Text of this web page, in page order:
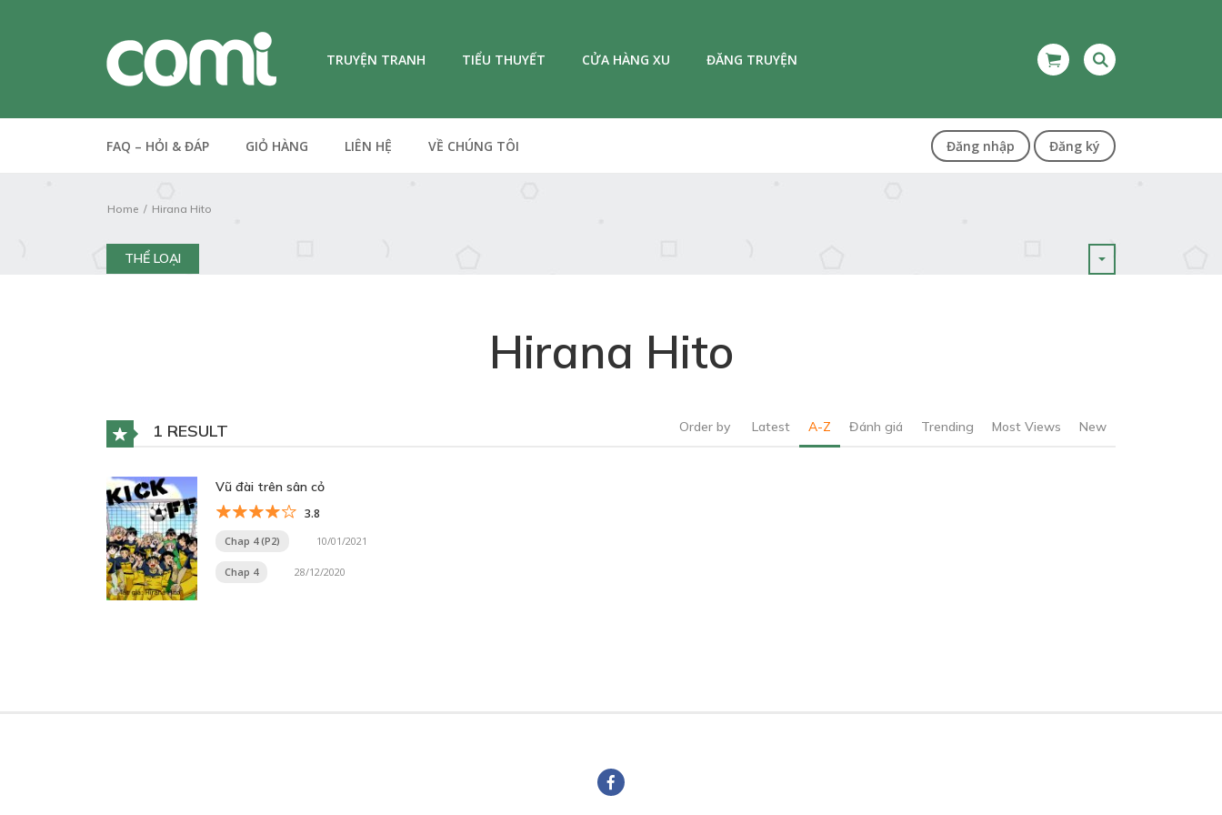
TRUYỆN TRANH TIỂU THUYẾT CỬA HÀNG XU ĐĂNG TRUYỆN
FAQ – HỎI & ĐÁP GIỎ HÀNG LIÊN HỆ VỀ CHÚNG TÔI Đăng nhập Đăng ký
Home Hirana Hito
THỂ LOẠI
Hirana Hito
1 RESULT Order by Latest A-Z Đánh giá Trending Most Views New
Vũ đài trên sân cỏ
3.8
Chap 4 (P2) 10/01/2021
Chap 4 28/12/2020